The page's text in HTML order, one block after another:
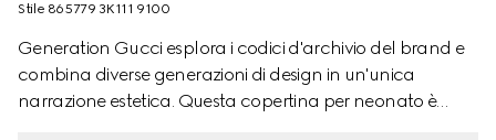
Stile ‎865779 3K111 9100
Generation Gucci esplora i codici d'archivio del brand e
combina diverse generazioni di design in un'unica
narrazione estetica. Questa copertina per neonato è